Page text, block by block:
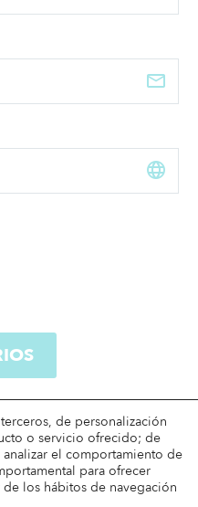
de personalización
o servicio ofrecido; de
el comportamiento de
para ofrecer
los hábitos de navegación